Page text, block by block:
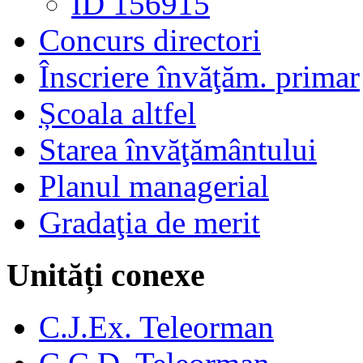
Concurs directori
Înscriere învăţăm. primar
Școala altfel
Starea învăţământului
Planul managerial
Gradaţia de merit
Unități conexe
C.J.Ex. Teleorman